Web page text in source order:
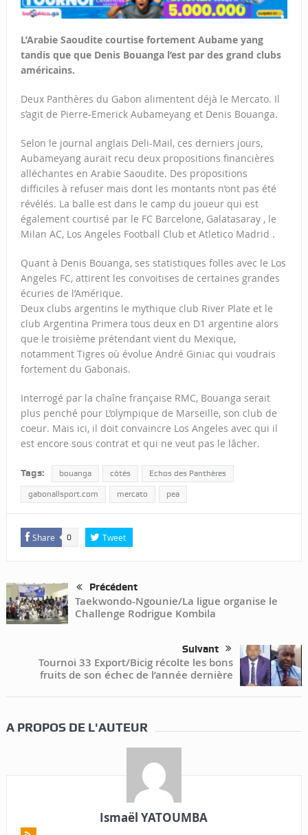
L’Arabie Saoudite courtise fortement Aubame yang
tandis que que Denis Bouanga l’est par des grand clubs
américains.
Deux Panthères du Gabon alimentent déjà le Mercato. Il
s’agit de Pierre-Emerick Aubameyang et Denis Bouanga.
Selon le journal anglais Deli-Mail, ces derniers jours,
Aubameyang aurait recu deux propositions financières
alléchantes en Arabie Saoudite. Des propositions
difficiles à refuser mais dont les montants n’ont pas été
révélés. La balle est dans le camp du joueur qui est
également courtisé par le FC Barcelone, Galatasaray , le
Milan AC, Los Angeles Football Club et Atletico Madrid .
Quant à Denis Bouanga, ses statistiques folles avec le Los
Angeles FC, attirent les convoitises de certaines grandes
écuries de l’Amérique.
Deux clubs argentins le mythique club River Plate et le
club Argentina Primera tous deux en D1 argentine alors
que le troisième prétendant vient du Mexique,
notamment Tigres où évolue André Giniac qui voudrais
fortement du Gabonais.
Interrogé par la chaîne française RMC, Bouanga serait
plus penché pour L’olympique de Marseille, son club de
coeur. Mais ici, il doit convaincre Los Angeles avec qui il
est encore sous contrat et qui ne veut pas le lâcher.
Tags: bouanga côtés Echos des Panthères
gabonallsport.com mercato pea
Share 0 Tweet
Précédent
Taekwondo-Ngounie/La ligue organise le
Challenge Rodrigue Kombila
Suivant
Tournoi 33 Export/Bicig récolte les bons
fruits de son échec de l’année dernière
A PROPOS DE L'AUTEUR
Ismaël YATOUMBA